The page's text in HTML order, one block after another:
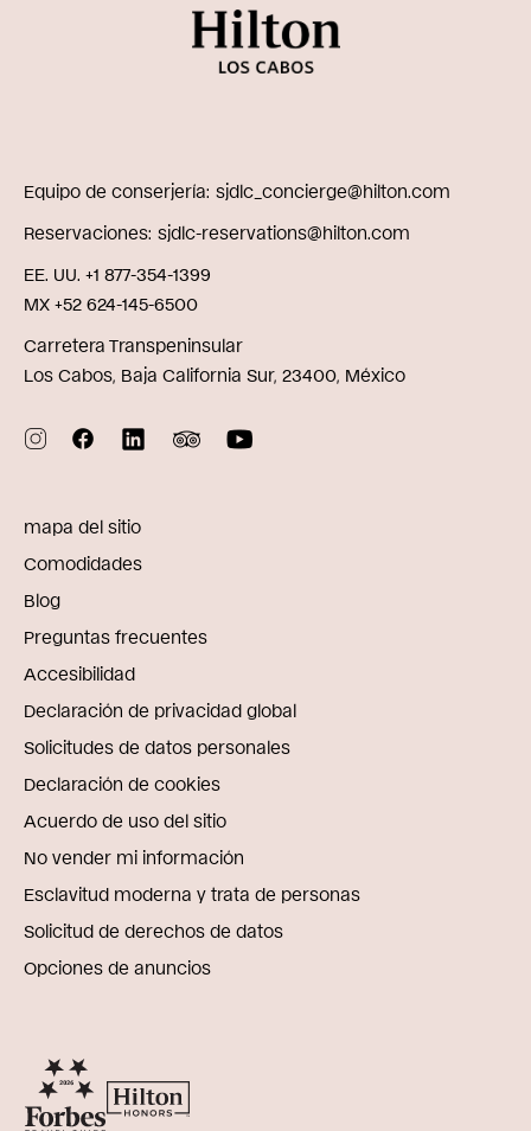
Equipo de conserjería sjdlc_concierge@hilton.com
Reservaciones sjdlc-reservations@hilton.com
EE. UU. +1 877-354-1399
MX +52 624-145-6500
Carretera Transpeninsular
Los Cabos, Baja California Sur, 23400, México
mapa del sitio
Comodidades
Blog
Preguntas frecuentes
Accesibilidad
Declaración de privacidad global
Solicitudes de datos personales
Declaración de cookies
Acuerdo de uso del sitio
No vender mi información
Esclavitud moderna y trata de personas
Solicitud de derechos de datos
Opciones de anuncios